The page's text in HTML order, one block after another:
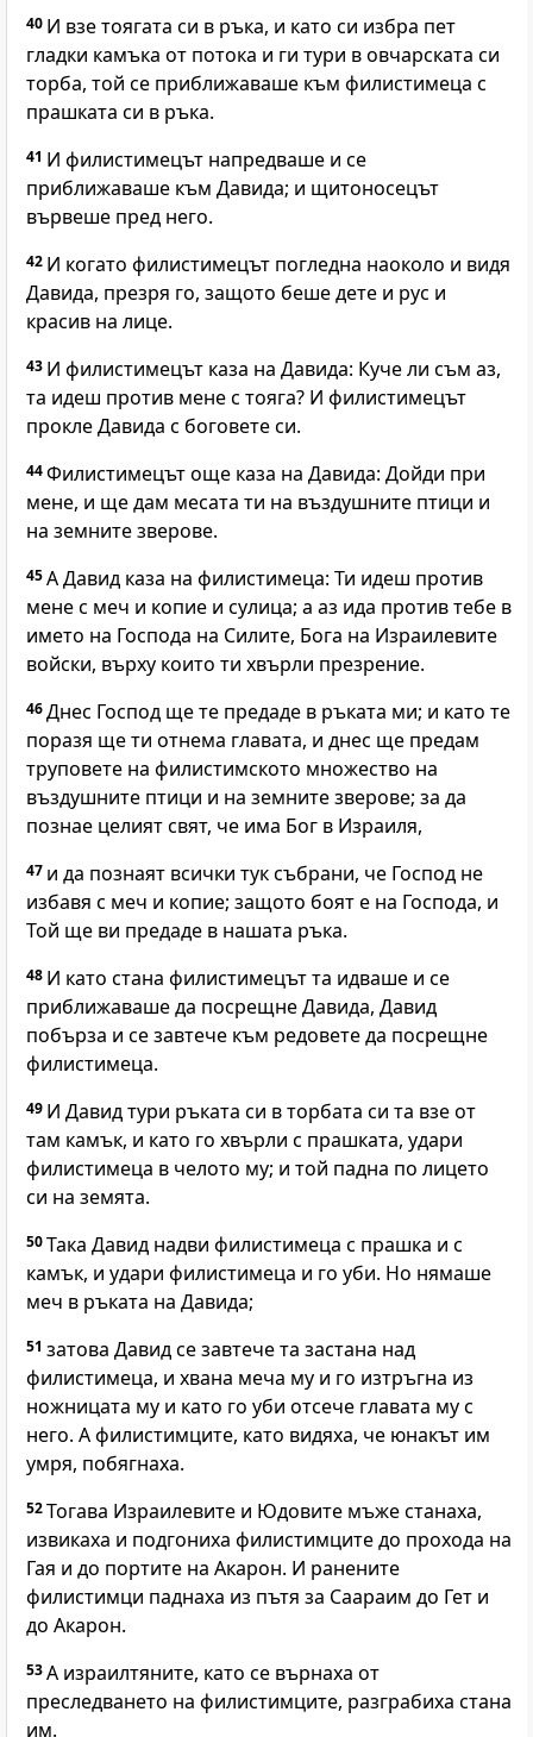
40 И взе тоягата си в ръка, и като си избра пет
гладки камъка от потока и ги тури в овчарската си
торба, той се приближаваше към филистимеца с
прашката си в ръка.
41 И филистимецът напредваше и се
приближаваше към Давида; и щитоносецът
вървеше пред него.
42 И когато филистимецът погледна наоколо и видя
Давида, презря го, защото беше дете и рус и
красив на лице.
43 И филистимецът каза на Давида: Куче ли съм аз,
та идеш против мене с тояга? И филистимецът
прокле Давида с боговете си.
44Филистимецът още каза на Давида: Дойди при
мене, и ще дам месата ти на въздушните птици и
на земните зверове.
45А Давид каза на филистимеца: Ти идеш против
мене с меч и копие и сулица; а аз ида против тебе в
името на Господа на Силите, Бога на Израилевите
войски, върху които ти хвърли презрение.
46Днес Господ ще те предаде в ръката ми; и като те
поразя ще ти отнема главата, и днес ще предам
труповете на филистимското множество на
въздушните птици и на земните зверове; за да
познае целият свят, че има Бог в Израиля,
47 и да познаят всички тук събрани, че Господ не
избавя с меч и копие; защото боят е на Господа, и
Той ще ви предаде в нашата ръка.
48 И като стана филистимецът та идваше и се
приближаваше да посрещне Давида, Давид
побърза и се завтече към редовете да посрещне
филистимеца.
49 И Давид тури ръката си в торбата си та взе от
там камък, и като го хвърли с прашката, удари
филистимеца в челото му; и той падна по лицето
си на земята.
50Така Давид надви филистимеца с прашка и с
камък, и удари филистимеца и го уби. Но нямаше
меч в ръката на Давида;
51 затова Давид се завтече та застана над
филистимеца, и хвана меча му и го изтръгна из
ножницата му и като го уби отсече главата му с
него. А филистимците, като видяха, че юнакът им
умря, побягнаха.
52Тогава Израилевите и Юдовите мъже станаха,
извикаха и подгониха филистимците до прохода на
Гая и до портите на Акарон. И ранените
филистимци паднаха из пътя за Саараим до Гет и
до Акарон.
53А израилтяните, като се върнаха от
преследването на филистимците, разграбиха стана
им.